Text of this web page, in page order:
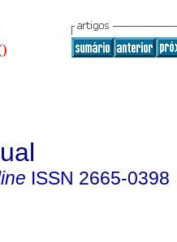
ISSN 2665-0398